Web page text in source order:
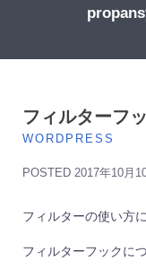
ン
フィルターフ
WORDPRESS
POSTED 2017年10月
フィルターの使い方
フィルターフックに